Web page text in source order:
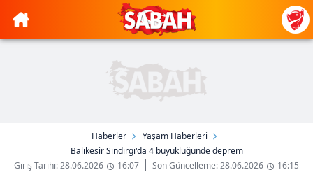
Haberler
Yaşam Haberleri
Balıkesir Sındırgı'da 4 büyüklüğünde deprem
Giriş Tarihi: 28.06.2026
16:07 Son Güncelleme: 28.06.2026 16:15